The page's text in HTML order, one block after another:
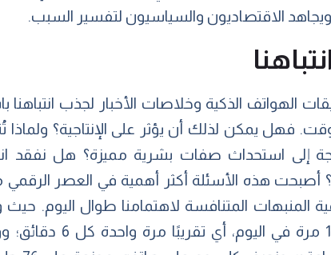
الذكية وخلاصات الأخبار لجذب انتباهنا
50٪ تقريبًا من الوقت. فهل يمكن لذلك أن يؤثر على
إلى استحداث صفات بشرية مميزة؟ هل نفقد
أصبحت هذه الأسئلة أكثر أهمية في العصر
المنبهات المتنافسة لاهتمامنا طوال اليوم.
2013 أننا نتحقق من